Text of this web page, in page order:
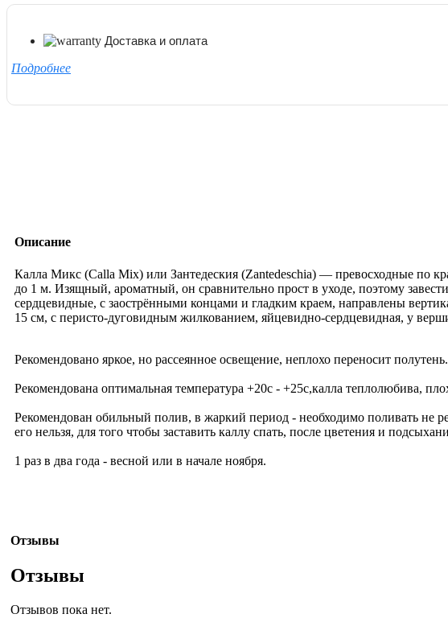
Доставка и оплата
Подробнее
Описание
Калла Микс (Calla Mix) или Зантедеския (Zantedeschia) — превосходные по
до 1 м. Изящный, ароматный, он сравнительно прост в уходе, поэтому
сердцевидные, с заострёнными концами и гладким краем, направлены
15 см, с перисто-дуговидным жилкованием, яйцевидно-сердцевидная, у
Рекомендовано яркое, но рассеянное освещение, неплохо переносит полутень.
Рекомендована оптимальная температура +20c - +25c,калла теплолюбива,
Рекомендован обильный полив, в жаркий период - необходимо поливать не
его нельзя, для того чтобы заставить каллу спать, после цветения и
1 раз в два года - весной или в начале ноября.
Отзывы
Отзывы
Отзывов пока нет.